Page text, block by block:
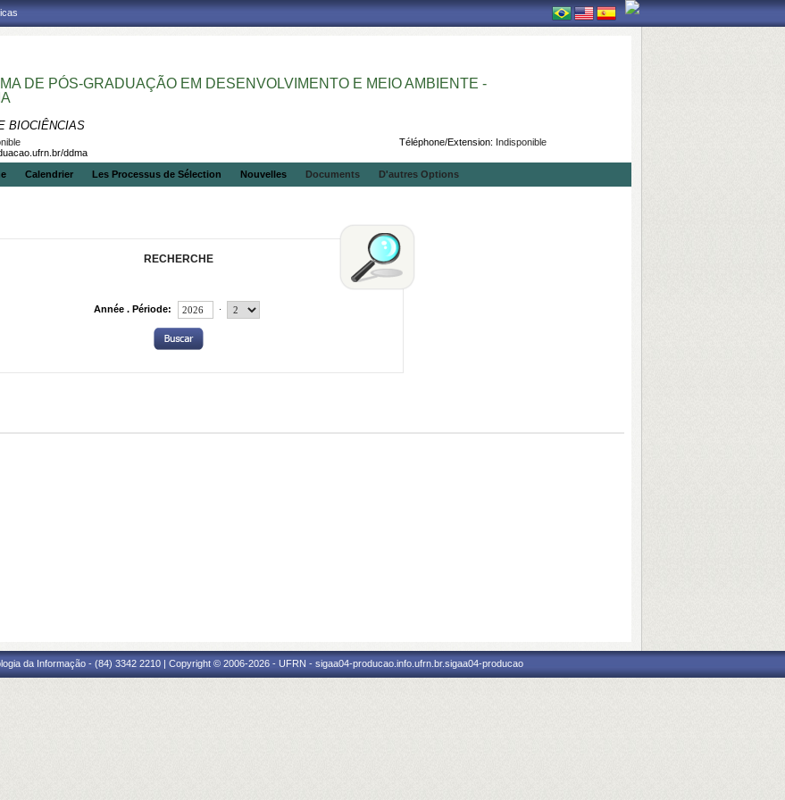
DE PÓS-GRADUAÇÃO EM DESENVOLVIMENTO E MEIO AMBIENTE -
BIOCIÊNCIAS
Téléphone/Extension: Indisponible
ddma
Calendrier Les Processus de Sélection Nouvelles Documents D'autres Options
RECHERCHE
Année . Période:
da Informação - (84) 3342 2210 | Copyright © 2006-2026 - UFRN - sigaa04-producao.info.ufrn.br.sigaa04-producao